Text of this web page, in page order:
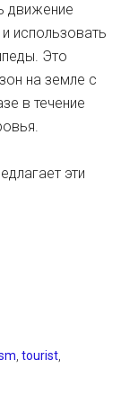
движение
использовать
Это
на земле с
в течение
эти
,tourist